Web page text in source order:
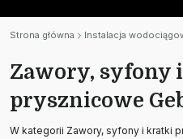
Strona główna Instalacja
Zawory, syfony
prysznicowe
W kategorii Zawory, syfony i kratki